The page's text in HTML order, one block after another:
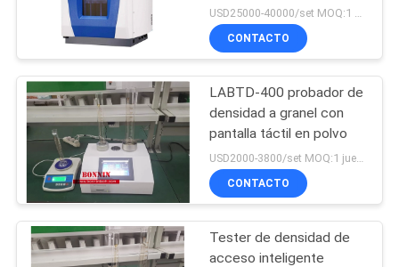
y sistema de extracción
y digestión de
microondas
USD25000-40000/set MOQ:1 sistema
CONTACTO
LABTD-400 probador de
densidad a granel con
pantalla táctil en polvo
CONTACTO
Tester de densidad de
acceso inteligente